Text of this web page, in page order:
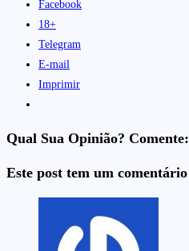
Facebook
18+
Telegram
E-mail
Imprimir
Qual Sua Opinião? Comente:
Este post tem um comentário